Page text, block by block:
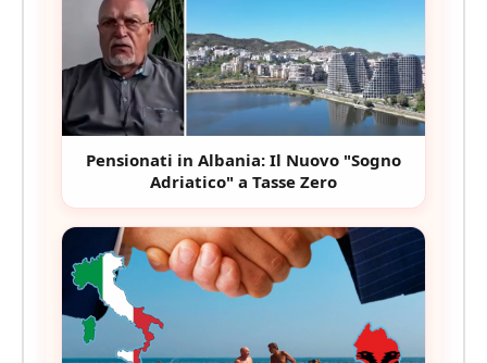
Pensionati in Albania: Il Nuovo "Sogno
Adriatico" a Tasse Zero